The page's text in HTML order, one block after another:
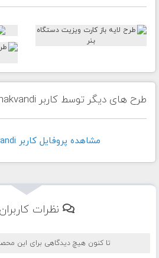
طرح های دیگر توسط کاربر mahsamakvandi
مشاهده پروفايل کاربر mahsamakvandi
نظرات
تا کنون هیچ دیدگاهی برای این